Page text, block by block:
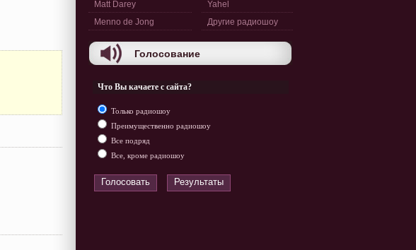
Matt Darey
Menno de Jong
Yahel
Другие радиошоу
Голосование
Что Вы качаете с сайта?
Только радиошоу
Преимущественно радиошоу
Все подряд
Все, кроме радиошоу
Голосовать Результаты